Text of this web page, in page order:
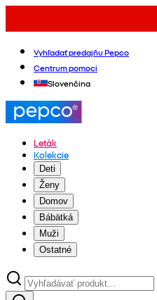
Vyhľadať predajňu Pepco
Centrum pomoci
Slovenčina
Leták
Kolekcie
Deti
Ženy
Domov
Bábätká
Muži
Ostatné